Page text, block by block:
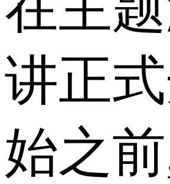
讲正
始之